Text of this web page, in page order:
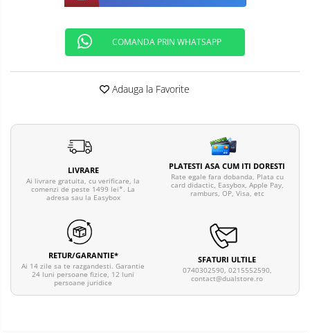
COMANDA PRIN WHATSAPP
Adauga la Favorite
LIVRARE
Ai livrare gratuita, cu verificare, la
comenzi de peste 1499 lei*. La
adresa sau la Easybox
PLATESTI ASA CUM ITI DORESTI
Rate egale fara dobanda, Plata cu
card didactic, Easybox, Apple Pay,
ramburs, OP, Visa, etc
RETUR/GARANTIE*
Ai 14 zile sa te razgandesti. Garantie
24 luni persoane fizice, 12 luni
persoane juridice
SFATURI ULTILE
0740302590, 0215552590,
contact@dualstore.ro